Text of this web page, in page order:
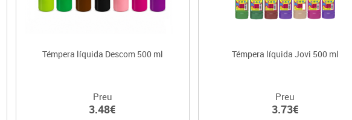
Témpera líquida Descom 500 ml
Preu
3.48€
Témpera líquida Jovi 500 ml
Preu
3.73€